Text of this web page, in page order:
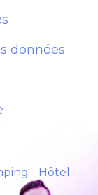
données
- Hôtel -